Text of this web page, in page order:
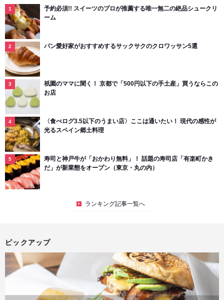
予約必須!! スイーツのプロが推薦する唯一無二の絶品シュークリ
ーム
パン愛好家がおすすめするサックサクのクロワッサン5選
祇園のママに聞く！ 京都で「500円以下の手土産」買うならこの
お店
〈食べログ3.5以下のうまい店〉ここは通いたい！ 現代の感性が
光るスペイン郷土料理
寿司と神戸牛が「おかわり無料」！ 話題の寿司店「有楽町かき
だ」が新業態をオープン（東京・丸の内）
ランキング記事一覧へ
ピックアップ